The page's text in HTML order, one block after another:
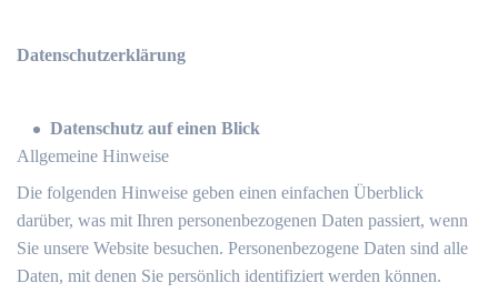
Datenschutzerklärung
Datenschutz auf einen Blick
Allgemeine Hinweise
Die folgenden Hinweise geben einen einfachen Überblick
darüber, was mit Ihren personenbezogenen Daten passiert, wenn
Sie unsere Website besuchen. Personenbezogene Daten sind alle
Daten, mit denen Sie persönlich identifiziert werden können.